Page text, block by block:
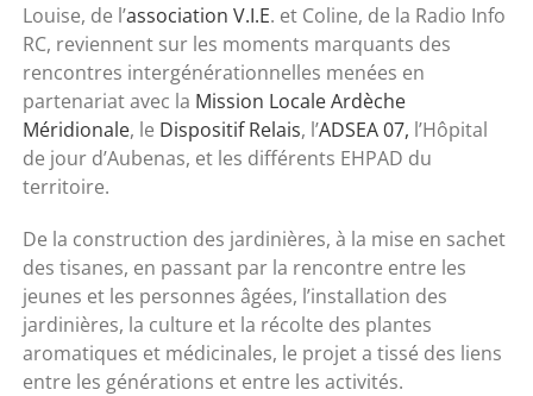
Louise, de l’association V.I.E. et Coline, de la Radio Info
RC, reviennent sur les moments marquants des
rencontres intergénérationnelles menées en
partenariat avec la Mission Locale Ardèche
Méridionale, le Dispositif Relais, l’ADSEA 07, l’Hôpital
de jour d’Aubenas, et les différents EHPAD du
territoire.
De la construction des jardinières, à la mise en sachet
des tisanes, en passant par la rencontre entre les
jeunes et les personnes âgées, l’installation des
jardinières, la culture et la récolte des plantes
aromatiques et médicinales, le projet a tissé des liens
entre les générations et entre les activités.